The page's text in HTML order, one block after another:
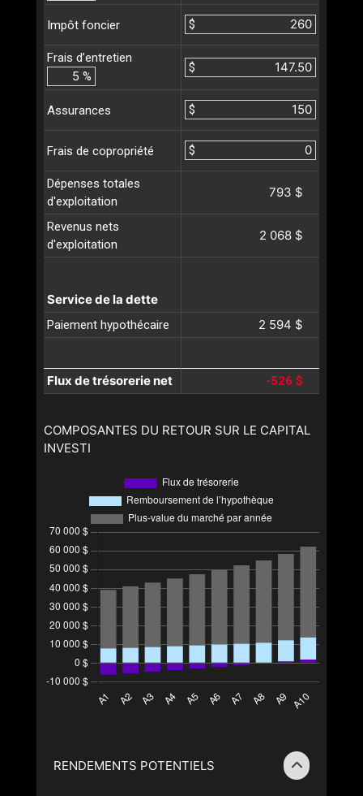
Impôt foncier $
Frais d’entretien
%
$
Assurances $
Frais de copropriété $
Dépenses totales
d'exploitation
793 $
Revenus nets
d'exploitation
2 068 $
Service de la dette
Paiement hypothécaire 2 594 $
Flux de trésorerie net -526 $
COMPOSANTES DU RETOUR SUR LE CAPITAL
INVESTI
RENDEMENTS POTENTIELS